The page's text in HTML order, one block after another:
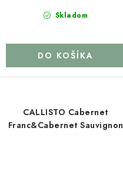
Skladom
DO KOŠÍKA
CALLISTO Cabernet
Franc&Cabernet Sauvignon